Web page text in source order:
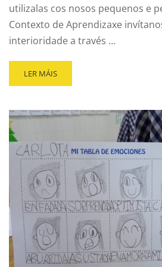
utilizalas cos nosos pequenos e
Contexto de Aprendizaxe
interioridade a través …
LER MÁIS